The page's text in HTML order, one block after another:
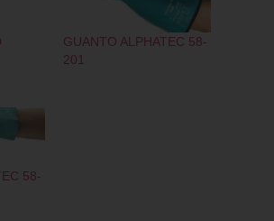
GUANTO ALPHATEC 58-
201
58-